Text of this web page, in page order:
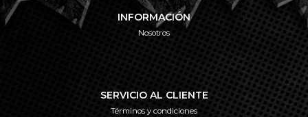
INFORMACIÓN
Nosotros
SERVICIO AL CLIENTE
Términos y condiciones